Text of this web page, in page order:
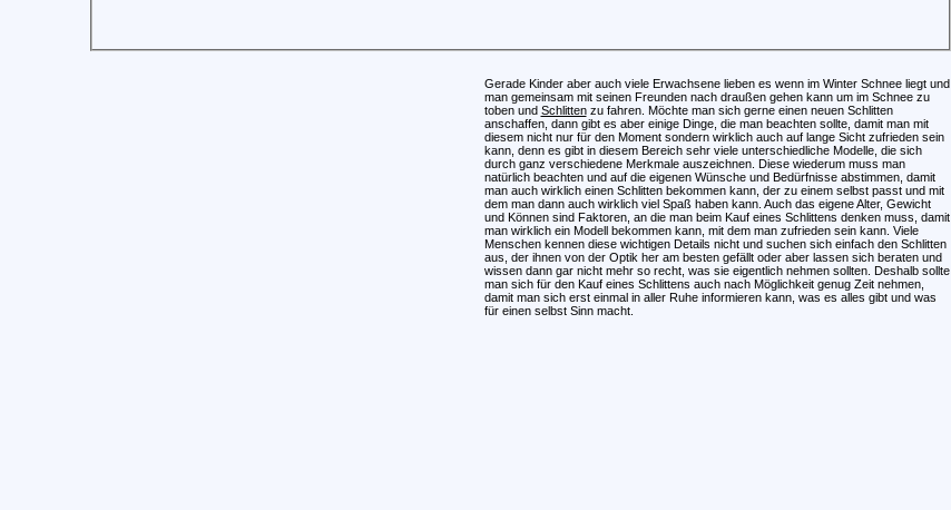
Gerade Kinder aber auch viele Erwachsene lieben es wenn im Winter Schnee liegt und
man gemeinsam mit seinen Freunden nach draußen gehen kann um im Schnee zu
toben und Schlittenzu fahren. Möchte man sich gerne einen neuen Schlitten
anschaffen, dann gibt es aber einige Dinge, die man beachten sollte, damit man mit
diesem nicht nur für den Moment sondern wirklich auch auf lange Sicht zufrieden sein
kann, denn es gibt in diesem Bereich sehr viele unterschiedliche Modelle, die sich
durch ganz verschiedene Merkmale auszeichnen. Diese wiederum muss man
natürlich beachten und auf die eigenen Wünsche und Bedürfnisse abstimmen, damit
man auch wirklich einen Schlitten bekommen kann, der zu einem selbst passt und mit
dem man dann auch wirklich viel Spaß haben kann. Auch das eigene Alter, Gewicht
und Können sind Faktoren, an die man beim Kauf eines Schlittens denken muss, damit
man wirklich ein Modell bekommen kann, mit dem man zufrieden sein kann. Viele
Menschen kennen diese wichtigen Details nicht und suchen sich einfach den Schlitten
aus, der ihnen von der Optik her am besten gefällt oder aber lassen sich beraten und
wissen dann gar nicht mehr so recht, was sie eigentlich nehmen sollten. Deshalb sollte
man sich für den Kauf eines Schlittens auch nach Möglichkeit genug Zeit nehmen,
damit man sich erst einmal in aller Ruhe informieren kann, was es alles gibt und was
für einen selbst Sinn macht.